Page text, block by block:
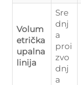
Volum
etrička
upalna
linija
Sre
dnj
a
proi
zvo
dnj
a